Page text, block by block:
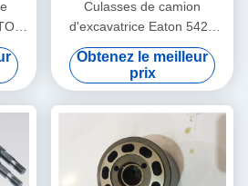
Culasses de camion
d'excavatrice Eaton 5421
remplacement 7621 78462
4621
Obtenez le meilleur
prix